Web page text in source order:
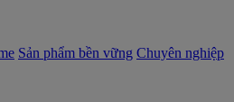
Sản phẩm bền vững Chuyên nghiệp